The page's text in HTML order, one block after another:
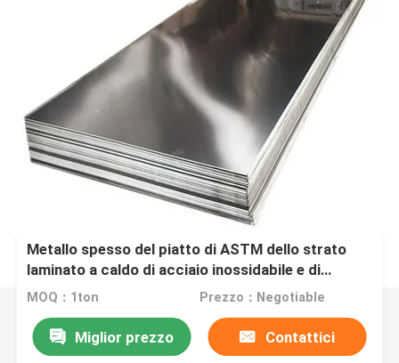
Metallo spesso del piatto di ASTM dello strato
laminato a caldo di acciaio inossidabile e di
acciaio inossidabile dei piatti 0.6mm
MOQ：1ton Prezzo：Negotiable
Miglior prezzo Contattici